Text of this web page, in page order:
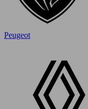
Peugeot